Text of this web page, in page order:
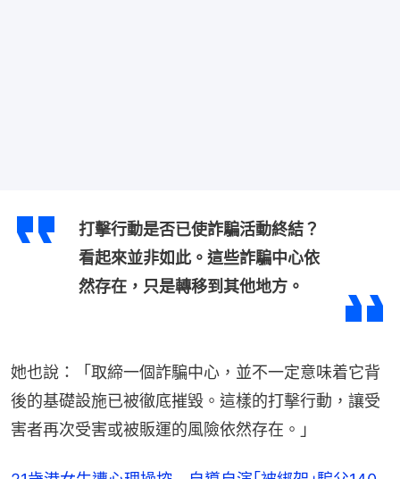
打擊行動是否已使詐騙活動終結？
看起來並非如此。這些詐騙中心依
然存在，只是轉移到其他地方。
她也說：「取締一個詐騙中心，並不一定意味着它背
後的基礎設施已被徹底摧毀。這樣的打擊行動，讓受
害者再次受害或被販運的風險依然存在。」